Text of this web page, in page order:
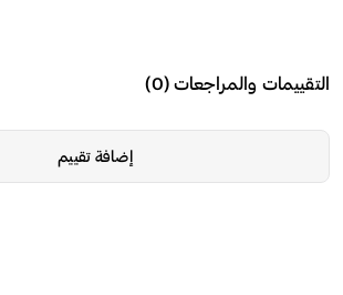
التقييمات والمراجعات(
0
)
إضافة تقييم